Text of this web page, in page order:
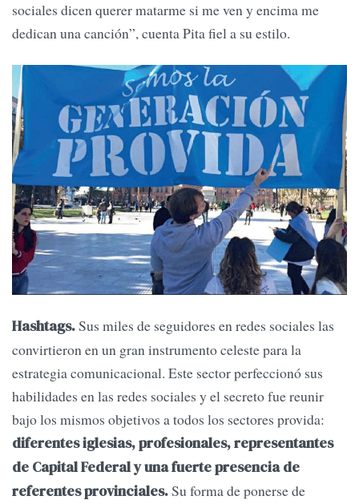
sociales dicen querer matarme si me ven y encima me
dedican una canción”, cuenta Pita fiel a su estilo.
Hashtags.Sus miles de seguidores en redes sociales las
convirtieron en un gran instrumento celeste para la
estrategia comunicacional. Este sector perfeccionó sus
habilidades en las redes sociales y el secreto fue reunir
bajo los mismos objetivos a todos los sectores provida:
diferentes iglesias, profesionales, representantes
de Capital Federal y una fuerte presencia de
referentes provinciales.Su forma de ponerse de